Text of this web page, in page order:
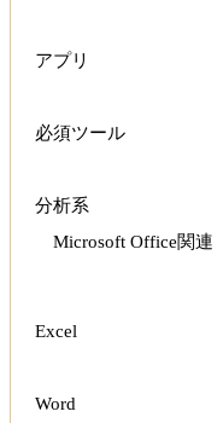
アプリ
必須ツール
分析系
Microsoft Office関連
Excel
Word